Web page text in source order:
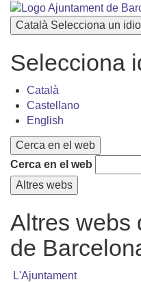
Català Selecciona un
Selecciona
Català
Castellano
English
Cerca en el web
Cerca en el web
Altres webs
Altres webs
de
L'Ajuntament